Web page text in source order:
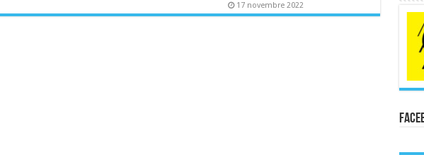
17 novembre 2022